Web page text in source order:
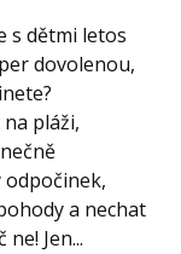
s dětmi letos
dovolenou,
pláži,
odpočinek,
a nechat
Jen...